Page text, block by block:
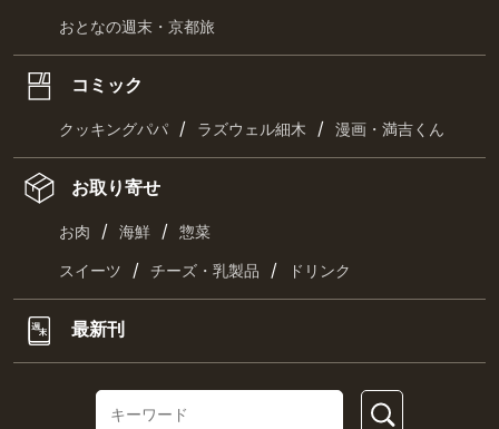
おとなの週末・京都旅
コミック
クッキングパパ / ラズウェル細木 / 漫画・満吉くん
お取り寄せ
お肉 / 海鮮 / 惣菜
スイーツ / チーズ・乳製品 / ドリンク
最新刊